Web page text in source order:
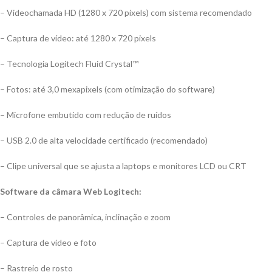
– Videochamada HD (1280 x 720 pixels) com sistema recomendado
– Captura de vídeo: até 1280 x 720 pixels
– Tecnologia Logitech Fluid Crystal™
– Fotos: até 3,0 mexapixels (com otimização do software)
– Microfone embutido com redução de ruídos
– USB 2.0 de alta velocidade certificado (recomendado)
– Clipe universal que se ajusta a laptops e monitores LCD ou CRT
Software da câmara Web Logitech:
– Controles de panorâmica, inclinação e zoom
– Captura de vídeo e foto
– Rastreio de rosto